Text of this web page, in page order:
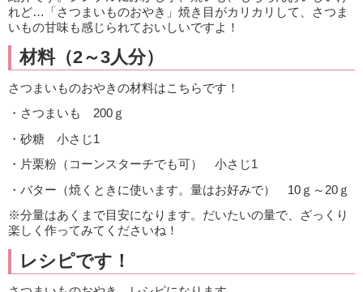
れど…「さつまいものおやき」焼き目がカリカリして、さつま
いもの甘味も感じられておいしいですよ！
材料（2～3人分）
さつまいものおやきの材料はこちらです！
・さつまいも 200ｇ
・砂糖 小さじ1
・片栗粉（コーンスターチでも可） 小さじ1
・バター（焼くときに使います。量はお好みで） 10ｇ～20ｇ
※分量はあくまで目安になります。だいたいの量で、ざっくり
楽しく作ってみてくださいね！
レシピです！